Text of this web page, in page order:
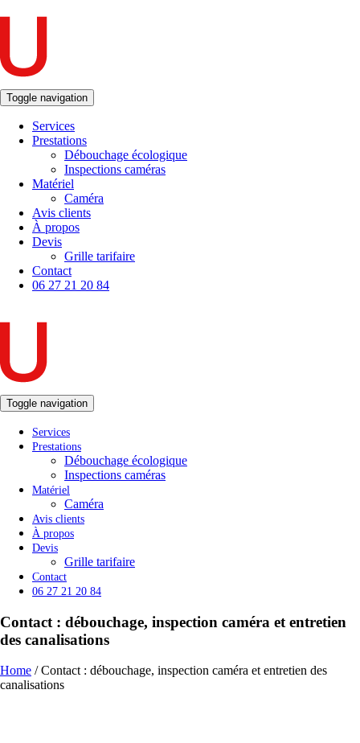
Toggle navigation
Services
Prestations
Débouchage écologique
Inspections caméras
Matériel
Caméra
Avis clients
À propos
Devis
Grille tarifaire
Contact
06 27 21 20 84
Toggle navigation
Services
Prestations
Débouchage écologique
Inspections caméras
Matériel
Caméra
Avis clients
À propos
Devis
Grille tarifaire
Contact
06 27 21 20 84
Contact : débouchage, inspection caméra et entretien
des canalisations
Home / Contact : débouchage, inspection caméra et entretien des
canalisations